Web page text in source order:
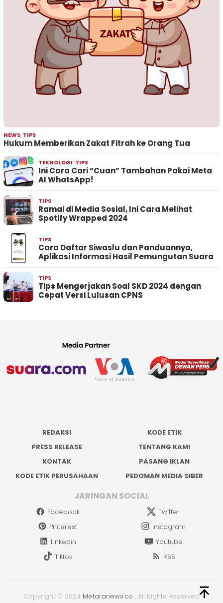
NEWS, TIPS
Hukum Memberikan Zakat Fitrah ke Orang Tua
TEKNOLOGI, TIPS
Ini Cara Cari “Cuan” Tambahan Pakai Meta
AI WhatsApp!
TIPS
Ramai di Media Sosial, Ini Cara Melihat
Spotify Wrapped 2024
TIPS
Cara Daftar Siwaslu dan Panduannya,
Aplikasi Informasi Hasil Pemungutan Suara
TIPS
Tips Mengerjakan Soal SKD 2024 dengan
Cepat Versi Lulusan CPNS
REDAKSI
KODE ETIK
PRESS RELEASE
TENTANG KAMI
KONTAK
PASANG IKLAN
KODE ETIK PERUSAHAAN
PEDOMAN MEDIA SIBER
JARINGAN SOCIAL
Facebook
Twitter
Pinterest
Instagram
Linkedin
Youtube
Tiktok
RSS
Copyright © 2024 Metaranews.co . All Rights Reserved